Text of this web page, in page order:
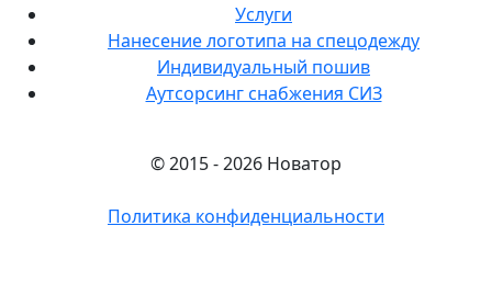
Услуги
Нанесение логотипа на спецодежду
Индивидуальный пошив
Аутсорсинг снабжения СИЗ
© 2015 - 2026 Новатор
Политика конфиденциальности